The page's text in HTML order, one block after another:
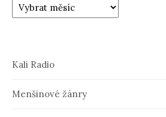
Kali Radio
Menšinové žánry